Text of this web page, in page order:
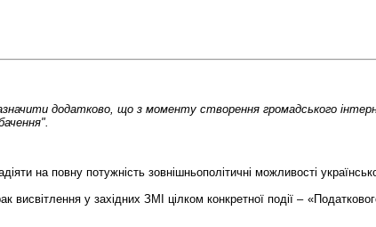
додатково, що з моменту створення громадського
на повну потужність зовнішньополітичні можливості
у західних ЗМІ цілком конкретної події –